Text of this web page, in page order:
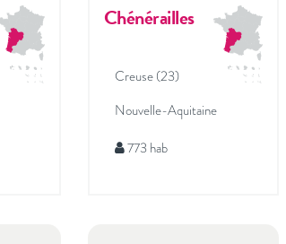
Chénérailles
Creuse (23)
Nouvelle-Aquitaine
773 hab